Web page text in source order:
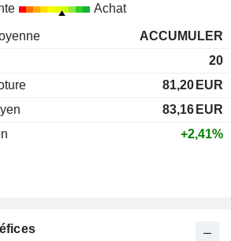
Achat
ACCUMULER
20
81,20 EUR
83,16 EUR
+2,41%